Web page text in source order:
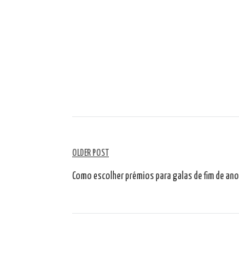
Navigazione
tra
OLDER POST
Como escolher prémios para galas de fim de ano